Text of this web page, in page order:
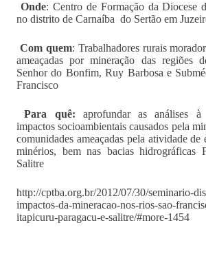
Onde: Centro de Formação da Diocese
no distrito de Carnaíba do Sertão em
Com quem: Trabalhadores rurais
ameaçadas por mineração das regiões
Senhor do Bonfim, Ruy Barbosa e
Francisco
Para quê: aprofundar as análises à
impactos socioambientais causados pela
comunidades ameaçadas pela atividade de
minérios, bem nas bacias hidrográficas
Salitre
http://cptba.org.br/2012/07/30/seminario-
impactos-da-mineracao-nos-rios-sao-
itapicuru-paragacu-e-salitre/#more-1454